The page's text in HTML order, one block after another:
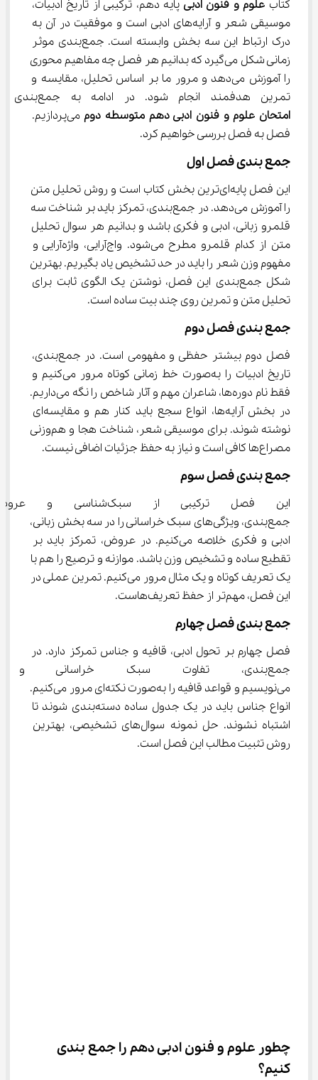
کتاب علوم و فنون ادبی پایه دهم، ترکیبی از تاریخ ادبیات،
موسیقی شعر و آرایه‌های ادبی است و موفقیت در آن به
درک ارتباط این سه بخش وابسته است. جمع‌بندی موثر
زمانی شکل می‌گیرد که بدانیم هر فصل چه مفاهیم محوری
را آموزش می‌دهد و مرور ما بر اساس تحلیل، مقایسه و
تمرین هدفمند انجام شود. در ادامه به جمع‌بندی برای
امتحان علوم و فنون ادبی دهم متوسطه دوم
می‌پردازیم.
فصل به فصل بررسی خواهیم کرد.
جمع ‌بندی فصل اول
این فصل پایه‌ای‌ترین بخش کتاب است و روش تحلیل متن
را آموزش می‌دهد. در جمع‌بندی، تمرکز باید بر شناخت سه
قلمرو زبانی، ادبی و فکری باشد و بدانیم هر سوال تحلیل
متن از کدام قلمرو مطرح می‌شود. واج‌آرایی، واژه‌آرایی و
مفهوم وزن شعر را باید در حد تشخیص یاد بگیریم. بهترین
شکل جمع‌بندی این فصل، نوشتن یک الگوی ثابت برای
تحلیل متن و تمرین روی چند بیت ساده است.
جمع ‌بندی فصل دوم
فصل دوم بیشتر حفظی و مفهومی است. در جمع‌بندی،
تاریخ ادبیات را به‌صورت خط زمانی کوتاه مرور می‌کنیم و
فقط نام دوره‌ها، شاعران مهم و آثار شاخص را نگه می‌داریم.
در بخش آرایه‌ها، انواع سجع باید کنار هم و مقایسه‌ای
نوشته شوند. برای موسیقی شعر، شناخت هجا و هم‌وزنی
مصراع‌ها کافی است و نیاز به حفظ جزئیات اضافی نیست.
جمع‌ بندی فصل سوم
این فصل ترکیبی از
جمع‌بندی، ویژگی‌های سبک خراسانی را در سه بخش زبانی،
ادبی و فکری خلاصه می‌کنیم. در عروض، تمرکز باید بر
تقطیع ساده و تشخیص وزن باشد. موازنه و ترصیع را هم با
یک تعریف کوتاه و یک مثال مرور می‌کنیم. تمرین عملی در
این فصل، مهم‌تر از حفظ تعریف‌هاست.
جمع ‌بندی فصل چهارم
فصل چهارم بر تحول ادبی، قافیه و جناس تمرکز دارد. در
جمع‌بندی، تفاوت سبک خراسانی
می‌نویسیم و قواعد قافیه را به‌صورت نکته‌ای مرور می‌کنیم.
انواع جناس باید در یک جدول ساده دسته‌بندی شوند تا
اشتباه نشوند. حل نمونه سوال‌های تشخیصی، بهترین
روش تثبیت مطالب این فصل است.
چطور علوم و فنون ادبی دهم را جمع ‌بندی
کنیم؟